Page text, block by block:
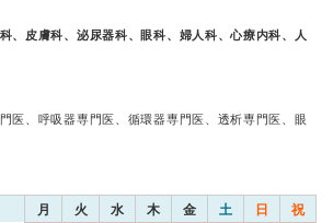
、皮膚科、泌尿器科、眼科、婦人科、心療内科、人
医、呼吸器専門医、循環器専門医、透析専門医、眼
月 火 水 木 金 土 日 祝